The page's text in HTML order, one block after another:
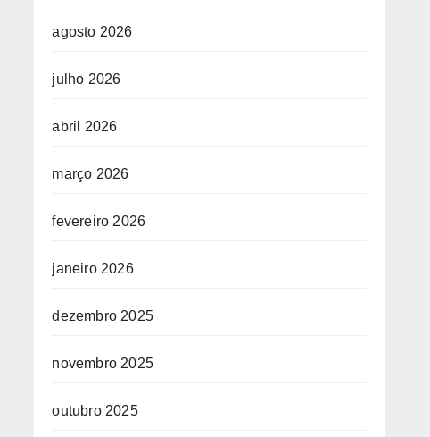
agosto 2026
julho 2026
abril 2026
março 2026
fevereiro 2026
janeiro 2026
dezembro 2025
novembro 2025
outubro 2025